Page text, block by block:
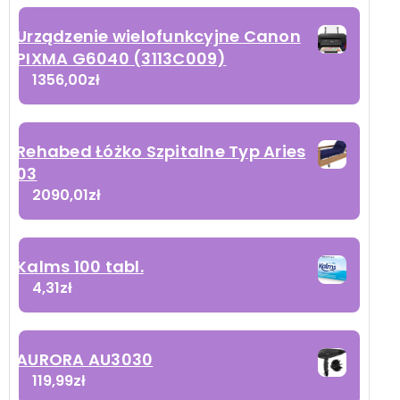
Urządzenie wielofunkcyjne Canon
PIXMA G6040 (3113C009)
1356,00zł
Rehabed Łóżko Szpitalne Typ Aries
03
2090,01zł
Kalms 100 tabl.
4,31zł
AURORA AU3030
119,99zł